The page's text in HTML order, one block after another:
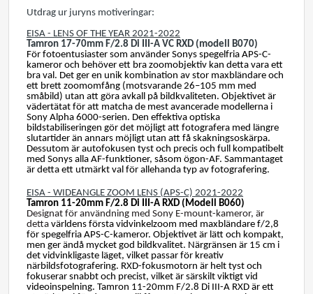
Utdrag ur juryns motiveringar:
EISA - LENS OF THE YEAR 2021-2022
Tamron 17-70mm F/2.8 Di III-A VC RXD (modell B070)
För fotoentusiaster som använder Sonys spegelfria APS-C-
kameror och behöver ett bra zoomobjektiv kan detta vara ett
bra val. Det ger en unik kombination av stor maxbländare och
ett brett zoomomfång (motsvarande 26–105 mm med
småbild) utan att göra avkall på bildkvaliteten. Objektivet är
vädertätat för att matcha de mest avancerade modellerna i
Sony Alpha 6000-serien. Den effektiva optiska
bildstabiliseringen gör det möjligt att fotografera med längre
slutartider än annars möjligt utan att få skakningsoskärpa.
Dessutom är autofokusen tyst och precis och full kompatibelt
med Sonys alla AF-funktioner, såsom ögon-AF. Sammantaget
är detta ett utmärkt val för allehanda typ av fotografering.
EISA - WIDEANGLE ZOOM LENS (APS-C) 2021-2022
Tamron 11-20mm F/2.8 Di III-A RXD (Modell B060)
Designat för användning med Sony E-mount-kameror, är
detta världens första vidvinkelzoom med maxbländare f/2,8
för spegelfria APS-C-kameror. Objektivet är lätt och kompakt,
men ger ändå mycket god bildkvalitet. Närgränsen är 15 cm i
det vidvinkligaste läget, vilket passar för kreativ
närbildsfotografering. RXD-fokusmotorn är helt tyst och
fokuserar snabbt och precist, vilket är särskilt viktigt vid
videoinspelning. Tamron 11-20mm F/2.8 Di III-A RXD är ett